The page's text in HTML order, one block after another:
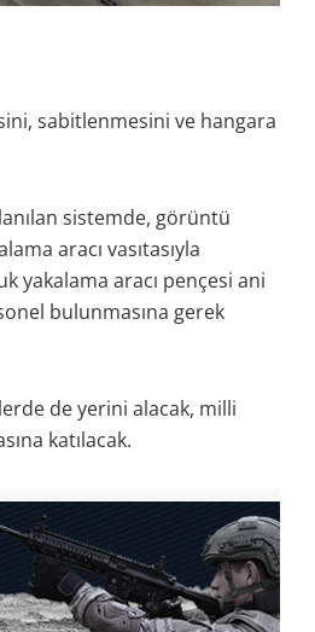
sabitlenmesini ve hangara
sistemde, görüntü
aracı vasıtasıyla
yakalama aracı pençesi ani
bulunmasına gerek
de yerini alacak, milli
katılacak.